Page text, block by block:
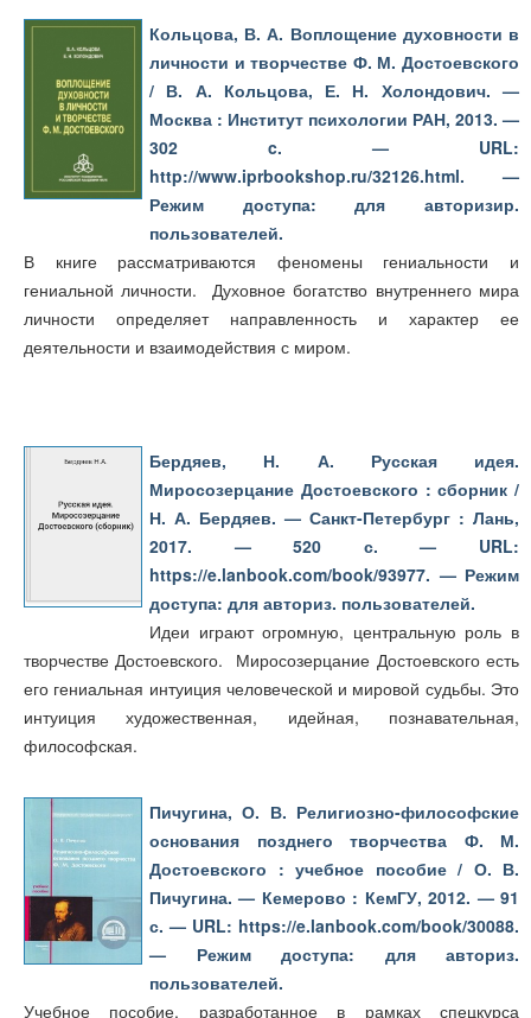
Кольцова, В. А. Воплощение духовности в
личности и творчестве Ф. М. Достоевского
/ В. А. Кольцова, Е. Н. Холондович. —
Москва : Институт психологии РАН, 2013. —
302 c. — URL:
http://www.iprbookshop.ru/32126.html. —
Режим доступа: для авторизир.
пользователей.
В книге рассматриваются феномены гениальности и
гениальной личности. Духовное богатство внутреннего мира
личности определяет направленность и характер ее
деятельности и взаимодействия с миром.
Бердяев, Н. А. Русская идея.
Миросозерцание Достоевского : сборник /
Н. А. Бердяев. — Санкт-Петербург : Лань,
2017. — 520 с. — URL:
https://e.lanbook.com/book/93977. — Режим
доступа: для авториз. пользователей.
Идеи играют огромную, центральную роль в
творчестве Достоевского. Миросозерцание Достоевского есть
его гениальная интуиция человеческой и мировой судьбы. Это
интуиция художественная, идейная, познавательная,
философская.
Пичугина, О. В. Религиозно-философские
основания позднего творчества Ф. М.
Достоевского : учебное пособие / О. В.
Пичугина. — Кемерово : КемГУ, 2012. — 91
с. — URL: https://e.lanbook.com/book/30088.
— Режим доступа: для авториз.
пользователей.
Учебное пособие, разработанное в рамках спецкурса